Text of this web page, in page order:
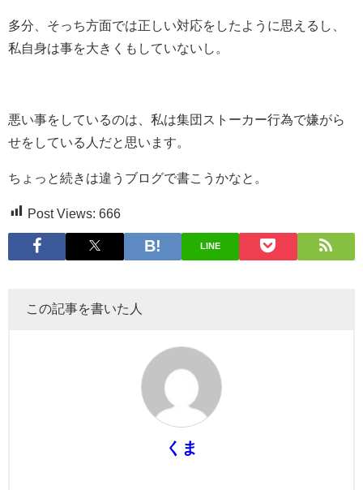
多分、そっち方面では正しい対応をしたように思えるし、
私自身は事を大きくもしていないし。
悪い事をしているのは、私は集団ストーカー行為で嫌がら
せをしている人だと思います。
ちょっと続きは違うブログで書こうかなと。
Post Views: 666
LINE
この記事を書いた人
くま